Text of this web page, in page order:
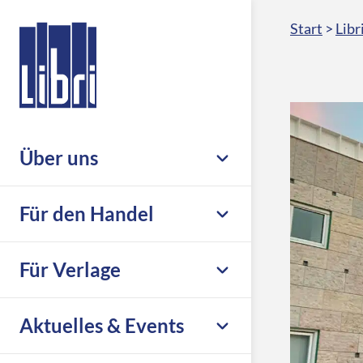
Über uns
Unternehmen
Nachhaltigkeit & Compliance
Leseförderung
Für den Handel
Leistungsübersicht
Großhandel
eCommerce
Für Verlage
Übersicht
Print
Aktuelles & Events
Start >